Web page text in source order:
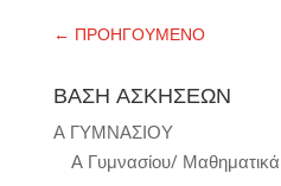
← ΠΡΟΗΓΟΥΜΕΝΟ
ΒΑΣΗ ΑΣΚΗΣΕΩΝ
Α ΓΥΜΝΑΣΙΟΥ
Α Γυμνασίου/ Μαθηματικά